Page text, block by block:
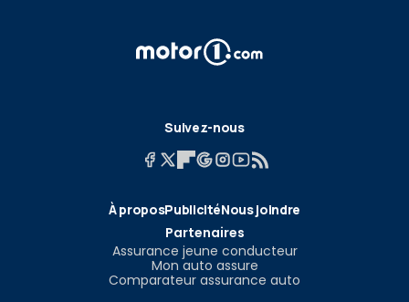
Suivez-nous
À proposPublicitéNous joindre
Partenaires
Assurance jeune conducteur
Mon auto assure
Comparateur assurance auto